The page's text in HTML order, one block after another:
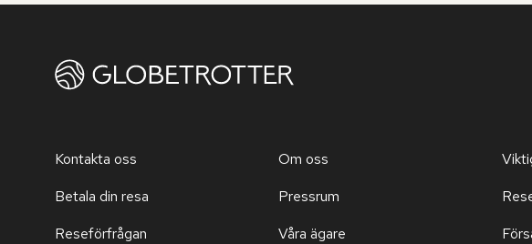
Kontakta oss
Betala din resa
Reseförfrågan
Om oss
Pressrum
Våra ägare